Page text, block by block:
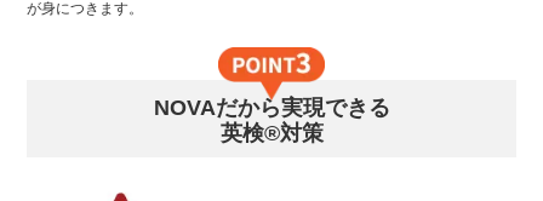
が身につきます。
NOVAだから実現できる
英検®対策